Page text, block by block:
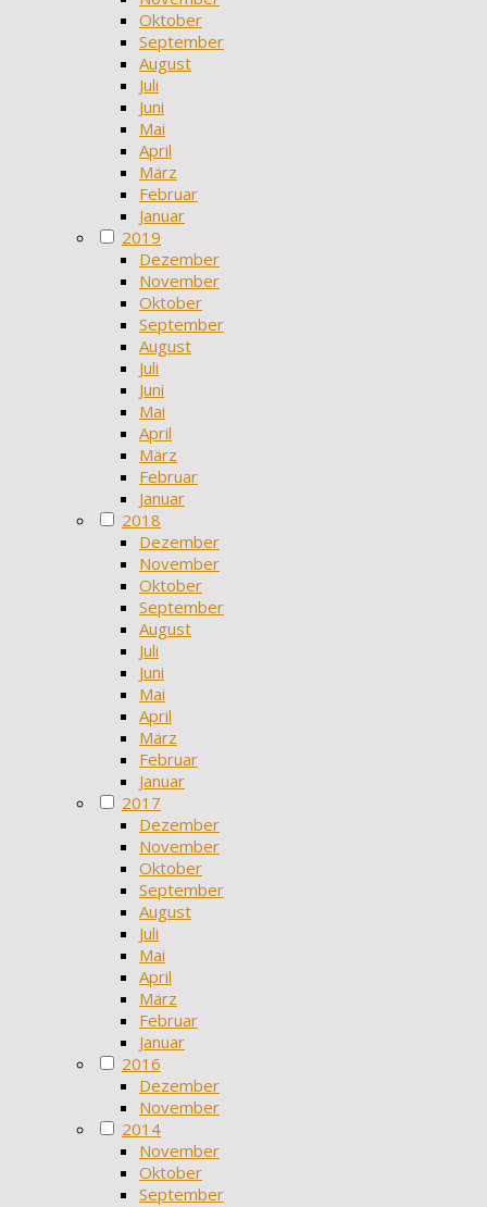
Oktober
September
August
Juli
Juni
Mai
April
März
Februar
Januar
2019
Dezember
November
Oktober
September
August
Juli
Juni
Mai
April
März
Februar
Januar
2018
Dezember
November
Oktober
September
August
Juli
Juni
Mai
April
März
Februar
Januar
2017
Dezember
November
Oktober
September
August
Juli
Mai
April
März
Februar
Januar
2016
Dezember
November
2014
November
Oktober
September